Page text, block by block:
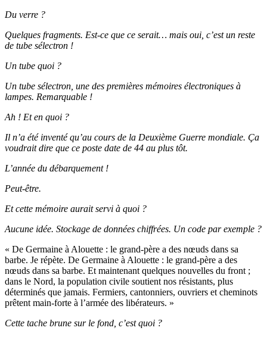
Du verre ?
Quelques fragments. Est-ce que ce serait… mais oui, c’est un reste
de tube sélectron !
Un tube quoi ?
Un tube sélectron, une des premières mémoires électroniques à
lampes. Remarquable !
Ah ! Et en quoi ?
Il n’a été inventé qu’au cours de la Deuxième Guerre mondiale. Ça
voudrait dire que ce poste date de 44 au plus tôt.
L’année du débarquement !
Peut-être.
Et cette mémoire aurait servi à quoi ?
Aucune idée. Stockage de données chiffrées. Un code par exemple ?
« De Germaine à Alouette : le grand-père a des nœuds dans sa
barbe. Je répète. De Germaine à Alouette : le grand-père a des
nœuds dans sa barbe. Et maintenant quelques nouvelles du front ;
dans le Nord, la population civile soutient nos résistants, plus
déterminés que jamais. Fermiers, cantonniers, ouvriers et cheminots
prêtent main-forte à l’armée des libérateurs. »
Cette tache brune sur le fond, c’est quoi ?